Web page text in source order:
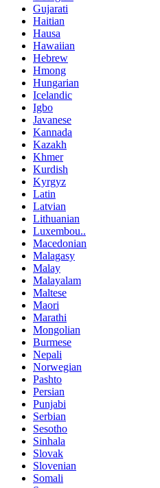
Gujarati
Haitian
Hausa
Hawaiian
Hebrew
Hmong
Hungarian
Icelandic
Igbo
Javanese
Kannada
Kazakh
Khmer
Kurdish
Kyrgyz
Latin
Latvian
Lithuanian
Luxembou..
Macedonian
Malagasy
Malay
Malayalam
Maltese
Maori
Marathi
Mongolian
Burmese
Nepali
Norwegian
Pashto
Persian
Punjabi
Serbian
Sesotho
Sinhala
Slovak
Slovenian
Somali